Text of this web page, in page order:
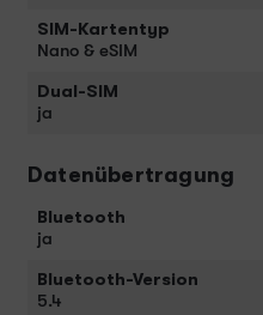
SIM-Kartentyp
Nano & eSIM
Dual-SIM
ja
Datenübertragung
Bluetooth
ja
Bluetooth-Version
5.4